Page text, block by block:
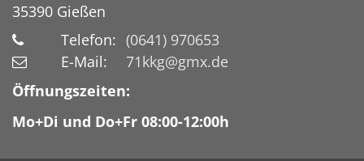
35390 Gießen
Telefon: (0641) 970653
E-Mail:
71kkg@gmx.de
Öffnungszeiten:
Mo+Di und Do+Fr 08:00-12:00h